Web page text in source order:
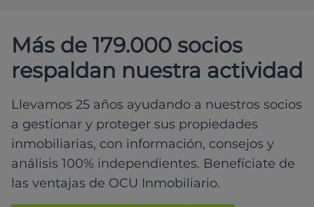
Más de 179.000 socios
respaldan nuestra actividad
Llevamos 25 años ayudando a nuestros socios
a gestionar y proteger sus propiedades
inmobiliarias, con información, consejos y
análisis 100% independientes. Benefíciate de
las ventajas de OCU Inmobiliario.